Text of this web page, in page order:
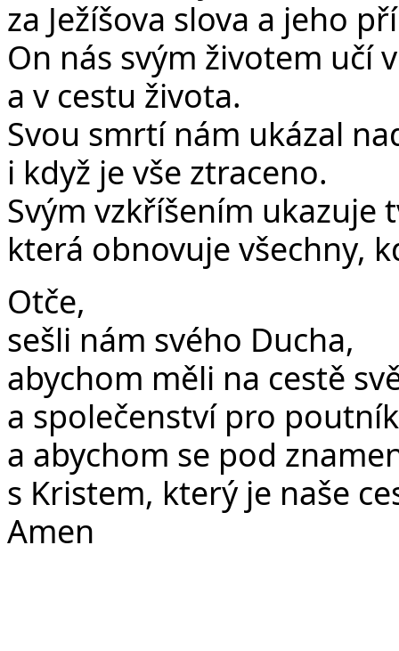
za Ježíšova slova a jeho
On nás svým životem učí
a v cestu života.
Svou smrtí nám ukázal
i když je vše ztraceno.
Svým vzkříšením ukazuje
která obnovuje všechny,
Otče,
sešli nám svého Ducha,
abychom měli na cestě
a společenství pro
a abychom se pod
s Kristem, který je naše
Amen